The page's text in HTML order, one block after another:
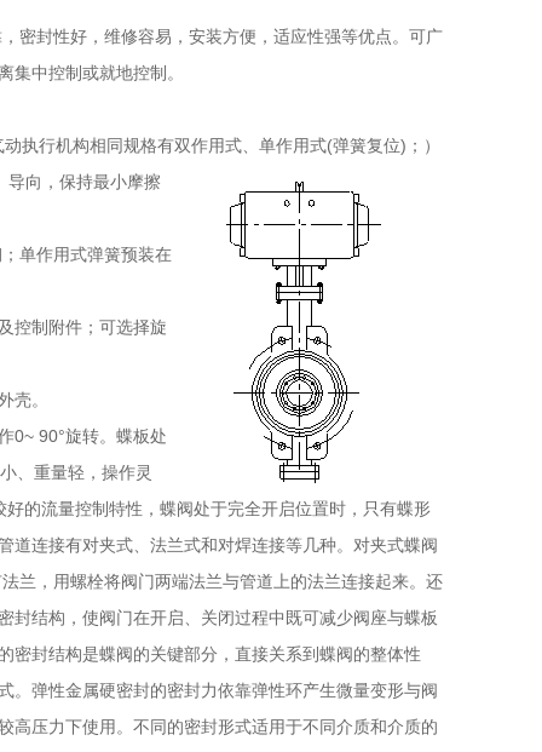
密封性好，维修容易，安装方便，适应性强等优点。可广
集中控制或就地控制。
执行机构相同规格有双作用式、单作用式(弹簧复位)；）
导向，保持最小摩擦
单作用式弹簧预装在
控制附件；可选择旋
壳。
0~ 90°旋转。蝶板处
、重量轻，操作灵
的流量控制特性，蝶阀处于完全开启位置时，只有蝶形
道连接有对夹式、法兰式和对焊连接等几种。对夹式蝶阀
兰，用螺栓将阀门两端法兰与管道上的法兰连接起来。还
结构，使阀门在开启、关闭过程中既可减少阀座与蝶板
密封结构是蝶阀的关键部分，直接关系到蝶阀的整体性
。弹性金属硬密封的密封力依靠弹性环产生微量变形与阀
高压力下使用。不同的密封形式适用于不同介质和介质的